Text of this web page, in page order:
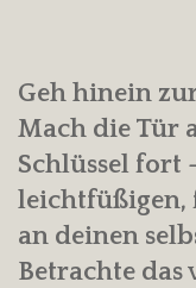
Geh hinein
Mach die Tür
Schlüssel fort
leichtfüßigen,
an deinen
Betrachte das